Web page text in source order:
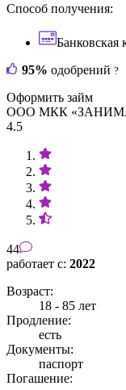
Способ получения:
Банковская
95% одобрений ?
Оформить займ
ООО МКК
4.5
44
работает с: 2022
Возраст:
18 - 85 лет
Продление:
есть
Документы:
паспорт
Погашение: